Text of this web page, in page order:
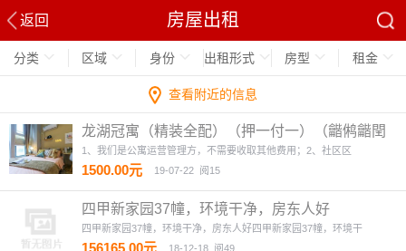
返回 房屋出租
分类 区域 身份 出租形式 房型 租金
查看附近的信息
龙湖冠寓（精装全配）（押一付一）（龤鸺龤閏
商圈对面）4图
1、我们是公寓运营管理方，不需要收取其他费用；2、社区区
1500.00元 19-07-22 阅15
四甲新家园37幢，环境干净，房东人好
四甲新家园37幢，环境干净，房东人好四甲新家园37幢，环境干
156165.00元 18-12-18 阅49